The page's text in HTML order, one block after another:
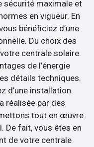
sécurité maximale et
en vigueur. En
bénéficiez d’une
Du choix des
centrale solaire.
de l’énergie
détails techniques.
d’une installation
réalisée par des
tout en œuvre
De fait, vous êtes en
de votre centrale